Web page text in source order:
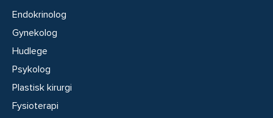
Endokrinolog
Gynekolog
Hudlege
Psykolog
Plastisk kirurgi
Fysioterapi